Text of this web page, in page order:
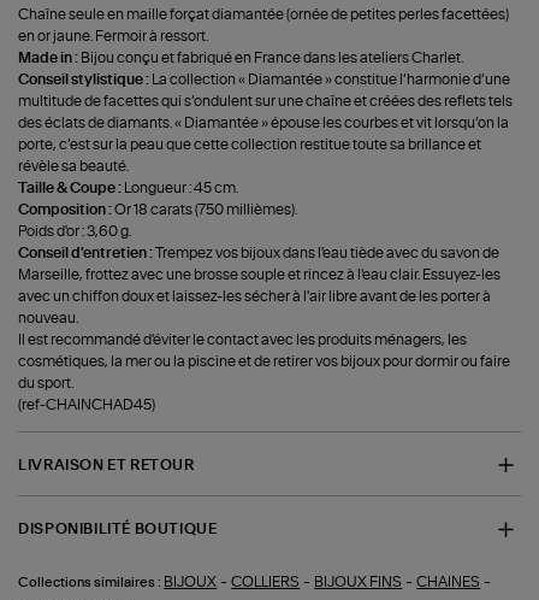
Chaîne seule en maille forçat diamantée (ornée de petites perles facettées)
en or jaune. Fermoir à ressort.
Made in : Bijou conçu et fabriqué en France dans les ateliers Charlet.
Conseil stylistique :
La collection « Diamantée » constitue l’harmonie d’une
multitude de facettes qui s’ondulent sur une chaîne et créées des reflets tels
des éclats de diamants. « Diamantée » épouse les courbes et vit lorsqu’on la
porte, c’est sur la peau que cette collection restitue toute sa brillance et
révèle sa beauté.
Taille & Coupe :
Longueur : 45 cm.
Composition :Or 18 carats (750 millièmes).
Poids d'or : 3,60 g.
Conseil d'entretien :Trempez vos bijoux dans l'eau tiède avec du savon de
Marseille, frottez avec une brosse souple et rincez à l'eau clair. Essuyez-les
avec un chiffon doux et laissez-les sécher à l'air libre avant de les porter à
nouveau.
Il est recommandé d'éviter le contact avec les produits ménagers, les
cosmétiques, la mer ou la piscine et de retirer vos bijoux pour dormir ou faire
du sport.
(ref-CHAINCHAD45)
LIVRAISON ET RETOUR
DISPONIBILITÉ BOUTIQUE
Collections similaires : BIJOUX -COLLIERS - BIJOUX FINS -CHAINES -